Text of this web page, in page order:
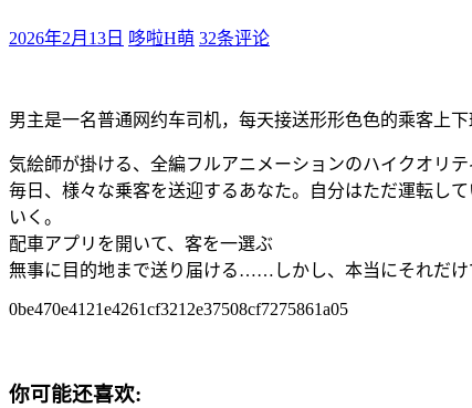
2026年2月13日 哆啦H萌 32条评论
男主是一名普通网约车司机，每天接送形形色色的乘客上下
気絵師が掛ける、全編フルアニメーションのハイクオリテ
毎日、様々な乗客を送迎するあなた。自分はただ運転し
いく。
配車アプリを開いて、客を一選ぶ
無事に目的地まで送り届ける……しかし、本当にそれだけ
0be470e4121e4261cf3212e37508cf7275861a05
你可能还喜欢: